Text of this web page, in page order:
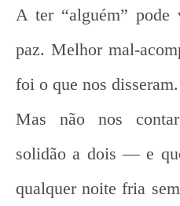
A ter “alguém”
paz. Melhor mal-
foi o que nos disseram.
Mas não nos
solidão a dois — e
qualquer noite fria